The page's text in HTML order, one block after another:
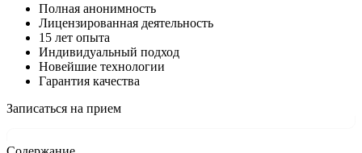
Полная анонимность
Лицензированная деятельность
15 лет опыта
Индивидуальный подход
Новейшие технологии
Гарантия качества
Записаться на прием